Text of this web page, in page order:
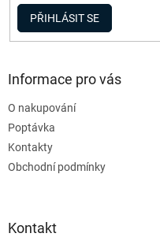
PŘIHLÁSIT SE
Informace pro vás
O nakupování
Poptávka
Kontakty
Obchodní podmínky
Kontakt